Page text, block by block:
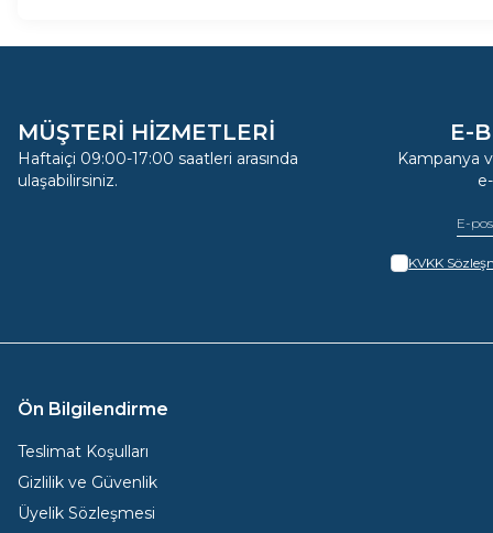
MÜŞTERİ HİZMETLERİ
Haftaiçi 09:00-17:00 saatleri arasında
ulaşabilirsiniz.
E-
Kampanya
KVKK
Ön Bilgilendirme
Teslimat Koşulları
Gizlilik ve Güvenlik
Üyelik Sözleşmesi